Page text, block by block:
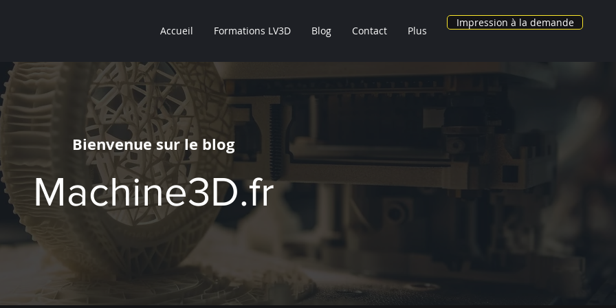
Accueil Formations LV3D Blog Contact Plus
Impression à la demande
Bienvenue sur le blog
Machine3D.fr